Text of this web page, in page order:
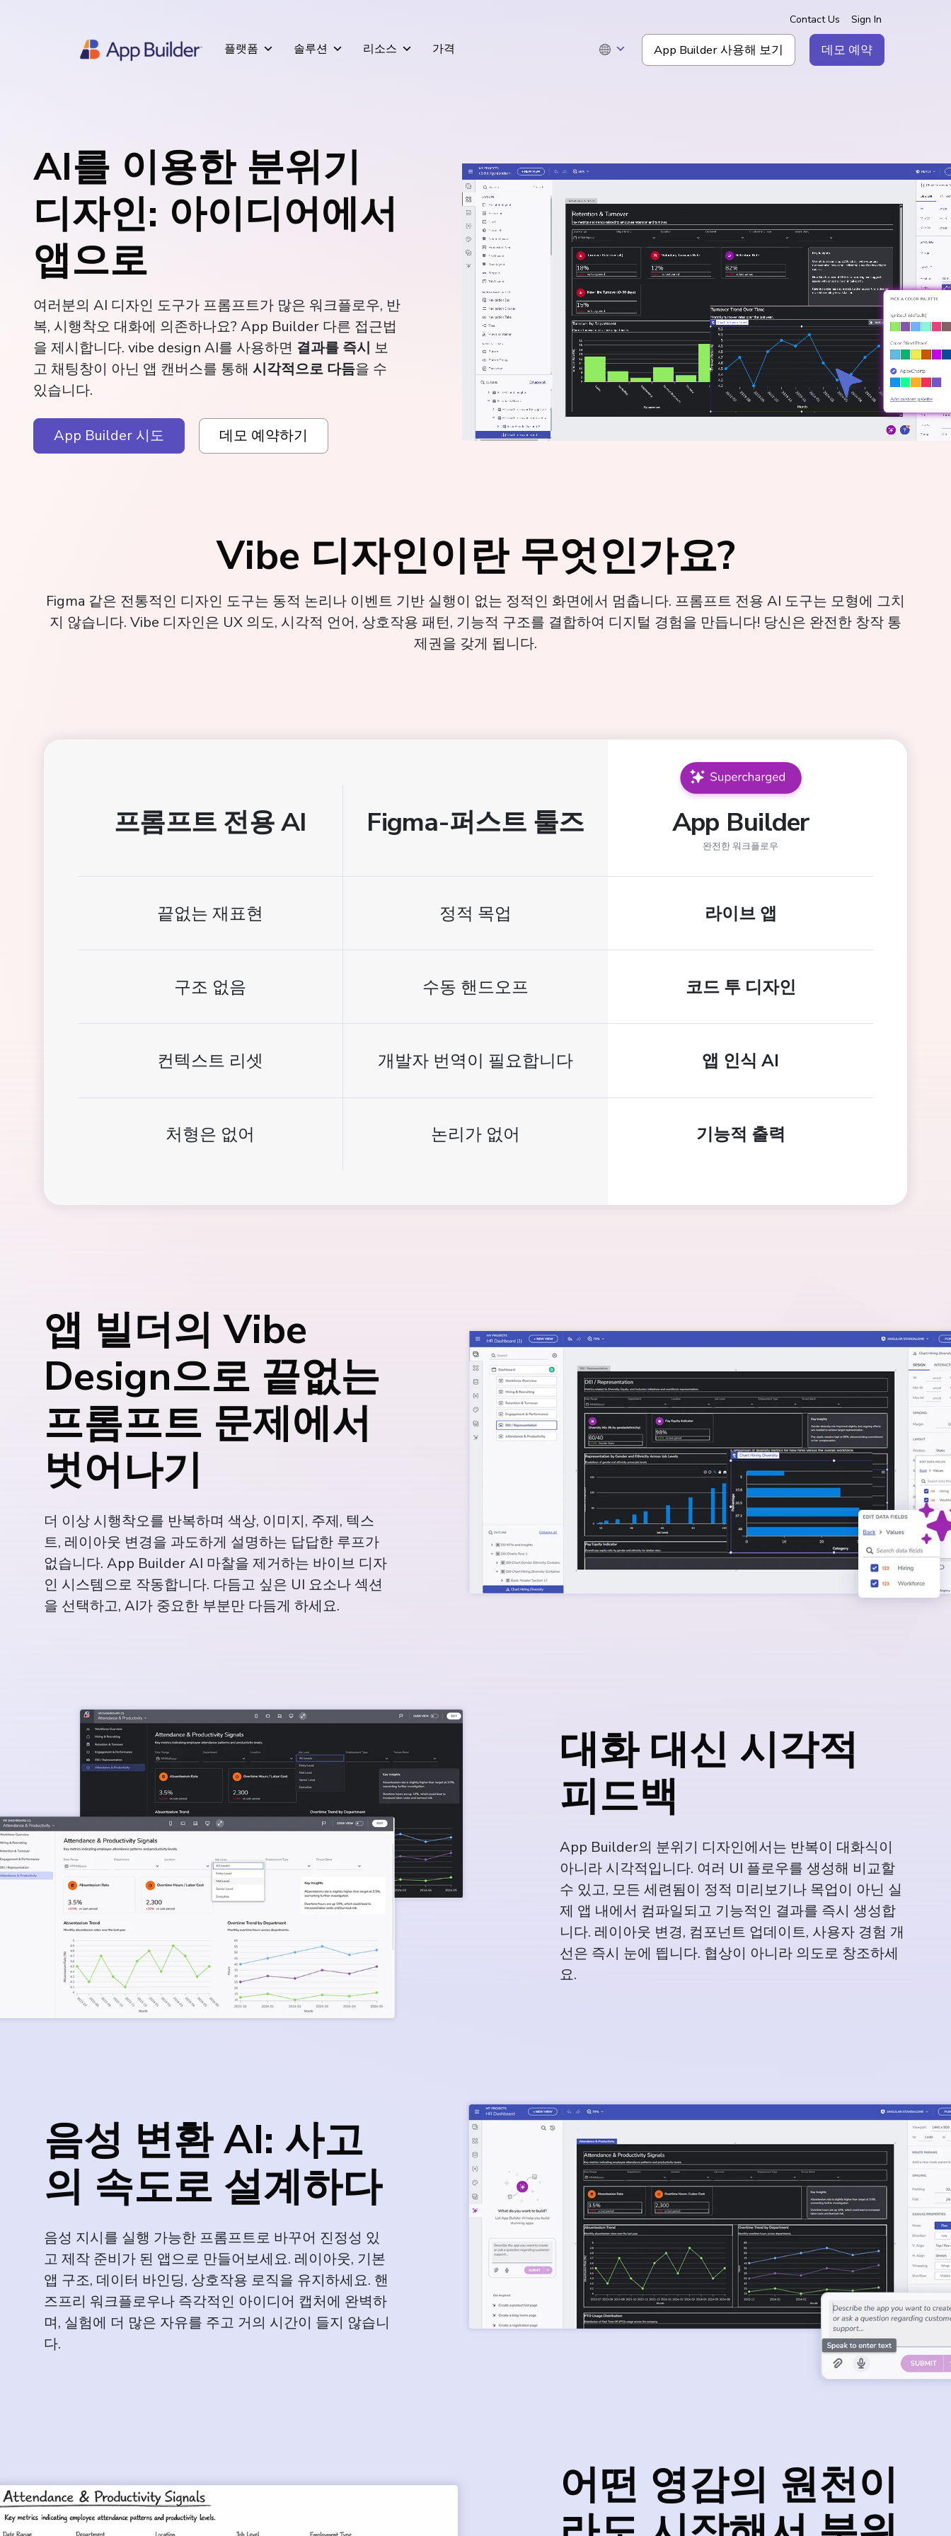
플랫폼 솔루션 리소스 가격 데모 예약
App Builder 사용해 보기
Contact Us Sign In
AI를 이용한 분위기
디자인: 아이디어에서
앱으로
여러분의 AI 디자인 도구가 프롬프트가 많은 워크플로우, 반
복, 시행착오 대화에 의존하나요? App Builder 다른 접근법
을 제시합니다. vibe design AI를 사용하면 결과를 즉시 보
고 채팅창이 아닌 앱 캔버스를 통해 시각적으로 다듬을 수
있습니다.
App Builder 시도 데모 예약하기
Vibe 디자인이란 무엇인가요?
Figma 같은 전통적인 디자인 도구는 동적 논리나 이벤트 기반 실행이 없는 정적인 화면에서 멈춥니다. 프롬프트 전용 AI 도구는 모형에 그치
지 않습니다. Vibe 디자인은 UX 의도, 시각적 언어, 상호작용 패턴, 기능적 구조를 결합하여 디지털 경험을 만듭니다! 당신은 완전한 창작 통
제권을 갖게 됩니다.
프롬프트 전용 AI Figma-퍼스트 툴즈 App Builder
완전한 워크플로우
끝없는 재표현 정적 목업 라이브 앱
구조 없음 수동 핸드오프 코드 투 디자인
컨텍스트 리셋 개발자 번역이 필요합니다 앱 인식 AI
처형은 없어 논리가 없어 기능적 출력
앱 빌더의 Vibe
Design으로 끝없는
프롬프트 문제에서
벗어나기
더 이상 시행착오를 반복하며 색상, 이미지, 주제, 텍스
트, 레이아웃 변경을 과도하게 설명하는 답답한 루프가
없습니다. App Builder AI 마찰을 제거하는 바이브 디자
인 시스템으로 작동합니다. 다듬고 싶은 UI 요소나 섹션
을 선택하고, AI가 중요한 부분만 다듬게 하세요.
대화 대신 시각적
피드백
App Builder의 분위기 디자인에서는 반복이 대화식이
아니라 시각적입니다. 여러 UI 플로우를 생성해 비교할
수 있고, 모든 세련됨이 정적 미리보기나 목업이 아닌 실
제 앱 내에서 컴파일되고 기능적인 결과를 즉시 생성합
니다. 레이아웃 변경, 컴포넌트 업데이트, 사용자 경험 개
선은 즉시 눈에 띕니다. 협상이 아니라 의도로 창조하세
요.
음성 변환 AI: 사고
의 속도로 설계하다
음성 지시를 실행 가능한 프롬프트로 바꾸어 진정성 있
고 제작 준비가 된 앱으로 만들어보세요. 레이아웃, 기본
앱 구조, 데이터 바인딩, 상호작용 로직을 유지하세요. 핸
즈프리 워크플로우나 즉각적인 아이디어 캡처에 완벽하
며, 실험에 더 많은 자유를 주고 거의 시간이 들지 않습니
다.
어떤 영감의 원천이